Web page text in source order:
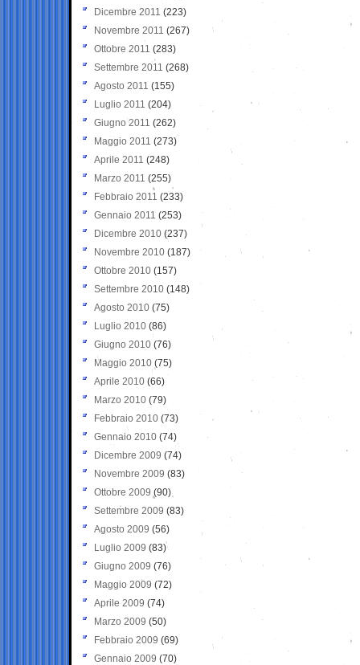
Dicembre 2011 (223)
Novembre 2011 (267)
Ottobre 2011 (283)
Settembre 2011 (268)
Agosto 2011 (155)
Luglio 2011 (204)
Giugno 2011 (262)
Maggio 2011 (273)
Aprile 2011 (248)
Marzo 2011 (255)
Febbraio 2011 (233)
Gennaio 2011 (253)
Dicembre 2010 (237)
Novembre 2010 (187)
Ottobre 2010 (157)
Settembre 2010 (148)
Agosto 2010 (75)
Luglio 2010 (86)
Giugno 2010 (76)
Maggio 2010 (75)
Aprile 2010 (66)
Marzo 2010 (79)
Febbraio 2010 (73)
Gennaio 2010 (74)
Dicembre 2009 (74)
Novembre 2009 (83)
Ottobre 2009 (90)
Settembre 2009 (83)
Agosto 2009 (56)
Luglio 2009 (83)
Giugno 2009 (76)
Maggio 2009 (72)
Aprile 2009 (74)
Marzo 2009 (50)
Febbraio 2009 (69)
Gennaio 2009 (70)